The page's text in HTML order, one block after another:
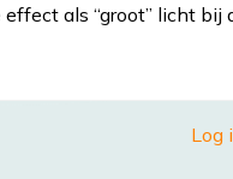
als “groot” licht bij
Log